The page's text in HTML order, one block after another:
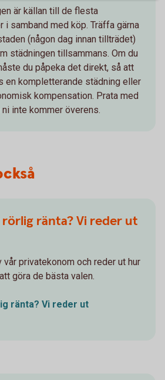
är källan till de flesta
i samband med köp. Träffa gärna
(någon dag innan tillträdet)
städningen tillsammans. Om du
du påpeka det direkt, så att
en kompletterande städning eller
kompensation. Prata med
inte kommer överens.
ränta? Vi reder ut
vår privatekonom och reder ut hur
göra de bästa valen.
ränta? Vi reder ut